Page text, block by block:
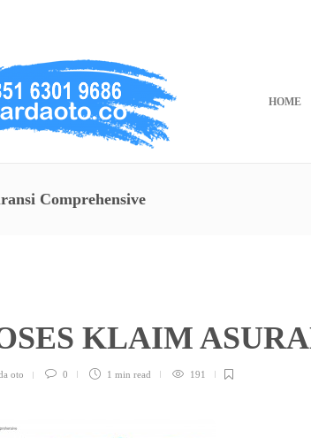
HOME
Comprehensive
KLAIM
oto 0 1 min read 191